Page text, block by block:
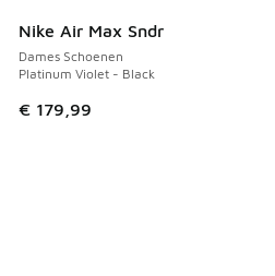
Nike Air Max Sndr
Dames Schoenen
Platinum Violet - Black
€ 179,99